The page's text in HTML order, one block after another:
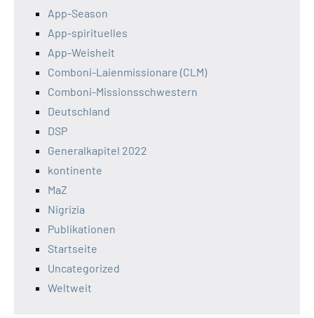
App-Season
App-spirituelles
App-Weisheit
Comboni-Laienmissionare (CLM)
Comboni-Missionsschwestern
Deutschland
DSP
Generalkapitel 2022
kontinente
MaZ
Nigrizia
Publikationen
Startseite
Uncategorized
Weltweit